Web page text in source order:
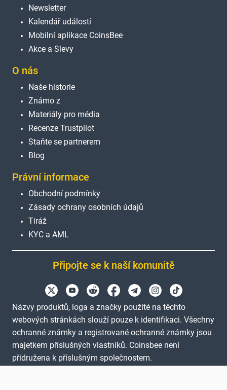
Newsletter
Kalendář událostí
Mobilní aplikace CoinsBee
Akce a Slevy
O nás
Naše historie
Známo z
Materiály pro média
Recenze Trustpilot
Staňte se partnerem
Blog
Právní informace
Obchodní podmínky
Zásady ochrany osobních údajů
Tiráž
KYC a AML
Připojte se k naší komunitě
Názvy produktů, loga a značky použité na těchto
webových stránkách slouží pouze k identifikaci. Všechny
ochranné známky a registrované ochranné známky jsou
majetkem příslušných vlastníků. Coinsbee není
přidružena k příslušným společnostem.